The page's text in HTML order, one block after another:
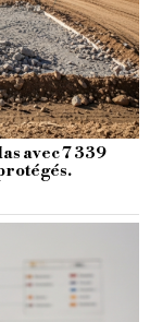
avec 7 339